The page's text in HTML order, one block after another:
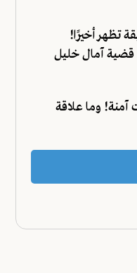
تظهر أخيرًا!
آمال خليل
وما علاقة